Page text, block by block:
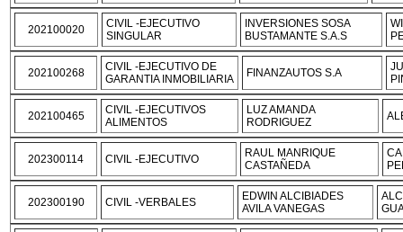
202100020
CIVIL -EJECUTIVO
SINGULAR
INVERSIONES SOSA
BUSTAMANTE S.A.S
202100268
CIVIL -EJECUTIVO DE
GARANTIA INMOBILIARIA
FINANZAUTOS S.A
202100465
CIVIL -EJECUTIVOS
ALIMENTOS
LUZ AMANDA
RODRIGUEZ
202300114 CIVIL -EJECUTIVO
RAUL MANRIQUE
CASTAÑEDA
202300190 CIVIL -VERBALES
EDWIN ALCIBIADES
AVILA VANEGAS